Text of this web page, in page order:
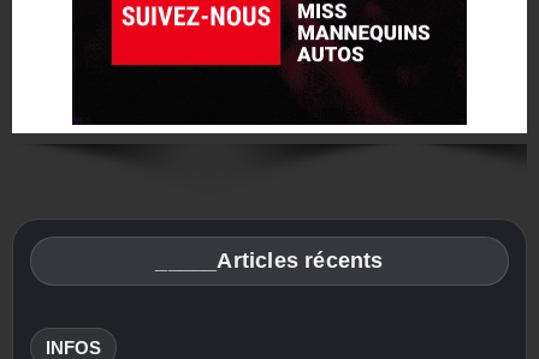
_____Articles récents
INFOS